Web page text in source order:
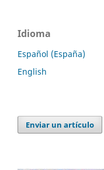
Idioma
Español (España)
English
Enviar un artículo